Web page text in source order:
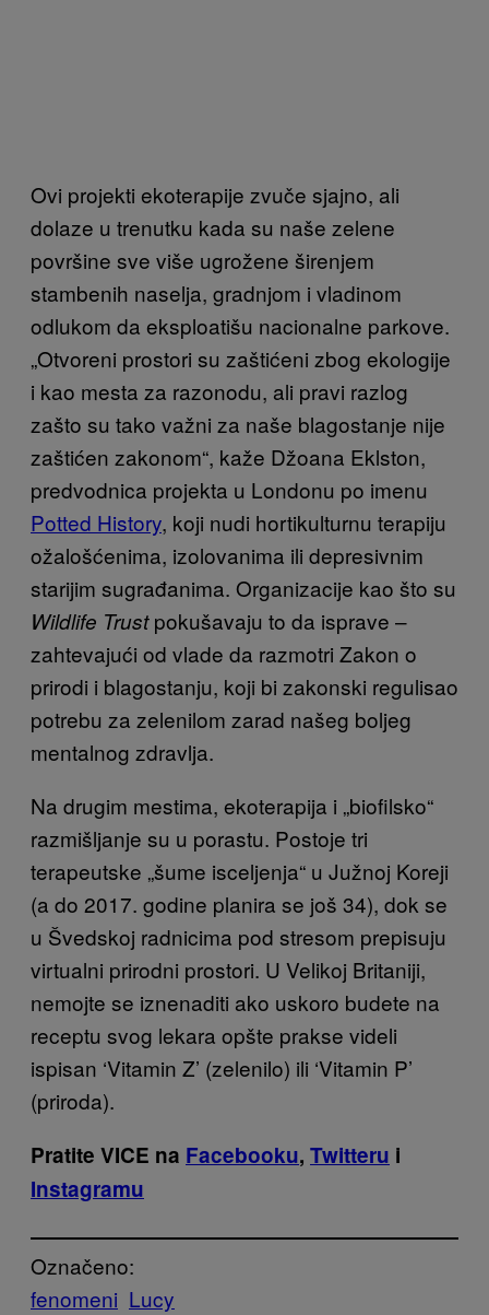
Ovi projekti ekoterapije zvuče sjajno, ali
dolaze u trenutku kada su naše zelene
površine sve više ugrožene širenjem
stambenih naselja, gradnjom i vladinom
odlukom da eksploatišu nacionalne parkove.
„Otvoreni prostori su zaštićeni zbog ekologije
i kao mesta za razonodu, ali pravi razlog
zašto su tako važni za naše blagostanje nije
zaštićen zakonom“, kaže Džoana Eklston,
predvodnica projekta u Londonu po imenu
Potted History, koji nudi hortikulturnu terapiju
ožalošćenima, izolovanima ili depresivnim
starijim sugrađanima. Organizacije kao što su
Wildlife Trustpokušavaju to da isprave –
zahtevajući od vlade da razmotri Zakon o
prirodi i blagostanju, koji bi zakonski regulisao
potrebu za zelenilom zarad našeg boljeg
mentalnog zdravlja.
Na drugim mestima, ekoterapija i „biofilsko“
razmišljanje su u porastu. Postoje tri
terapeutske „šume isceljenja“ u Južnoj Koreji
(a do 2017. godine planira se još 34), dok se
u Švedskoj radnicima pod stresom prepisuju
virtualni prirodni prostori. U Velikoj Britaniji,
nemojte se iznenaditi ako uskoro budete na
receptu svog lekara opšte prakse videli
ispisan ‘Vitamin Z’ (zelenilo) ili ‘Vitamin P’
(priroda).
Pratite VICE na Facebooku, Twitteru i
Instagramu
Označeno:
fenomeni Lucy